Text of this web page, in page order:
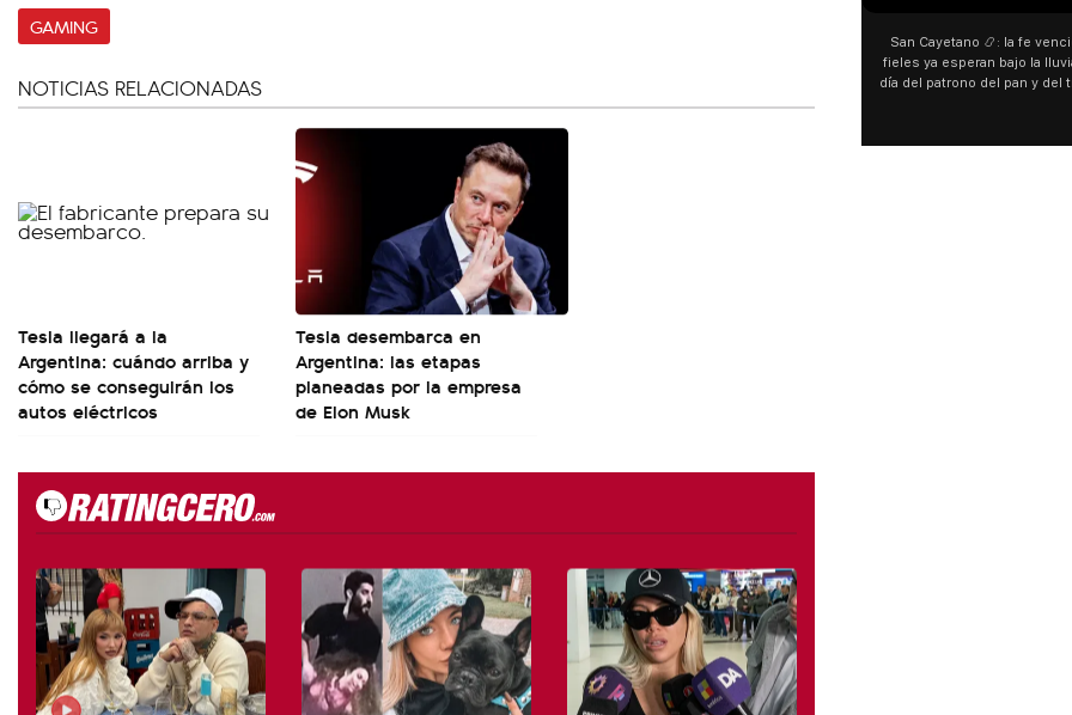
GAMING
NOTICIAS RELACIONADAS
Tesla llegará a la
Argentina: cuándo arriba y
cómo se conseguirán los
autos eléctricos
Tesla desembarca en
Argentina: las etapas
planeadas por la empresa
de Elon Musk
personas acampan en Liniers para agradecer
“Preferís la joda y yo
¿Indirecta para Luck Ra? La
"Te vi", su nueva
encontrar similitudes entre
declaraciones que hizo tras